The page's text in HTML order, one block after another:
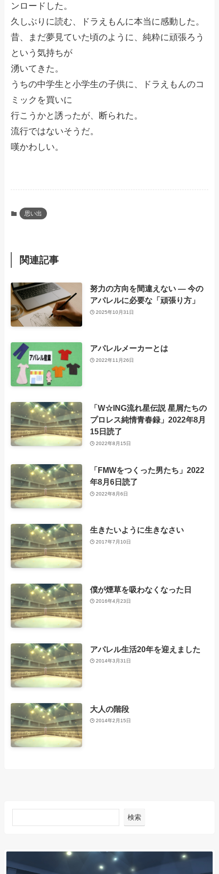
ンロードした。
久しぶりに読む、ドラえもんに本当に感動した。
昔、まだ夢見ていた頃のように、純粋に頑張ろう
という気持ちが
湧いてきた。
うちの中学生と小学生の子供に、ドラえもんのコ
ミックを買いに
行こうかと誘ったが、断られた。
流行ではないそうだ。
嘆かわしい。
思い出
関連記事
努力の方向を間違えない ― 今の
アパレルに必要な「頑張り方」
2025年10月31日
アパレルメーカーとは
2022年11月26日
「W☆ING流れ星伝説 星屑たちの
プロレス純情青春録」2022年8月
15日読了
2022年8月15日
「FMWをつくった男たち」2022
年8月6日読了
2022年8月6日
生きたいように生きなさい
2017年7月10日
僕が煙草を吸わなくなった日
2016年4月23日
アパレル生活20年を迎えました
2014年3月31日
大人の階段
2014年2月15日
検索